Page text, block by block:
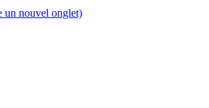
un nouvel onglet)